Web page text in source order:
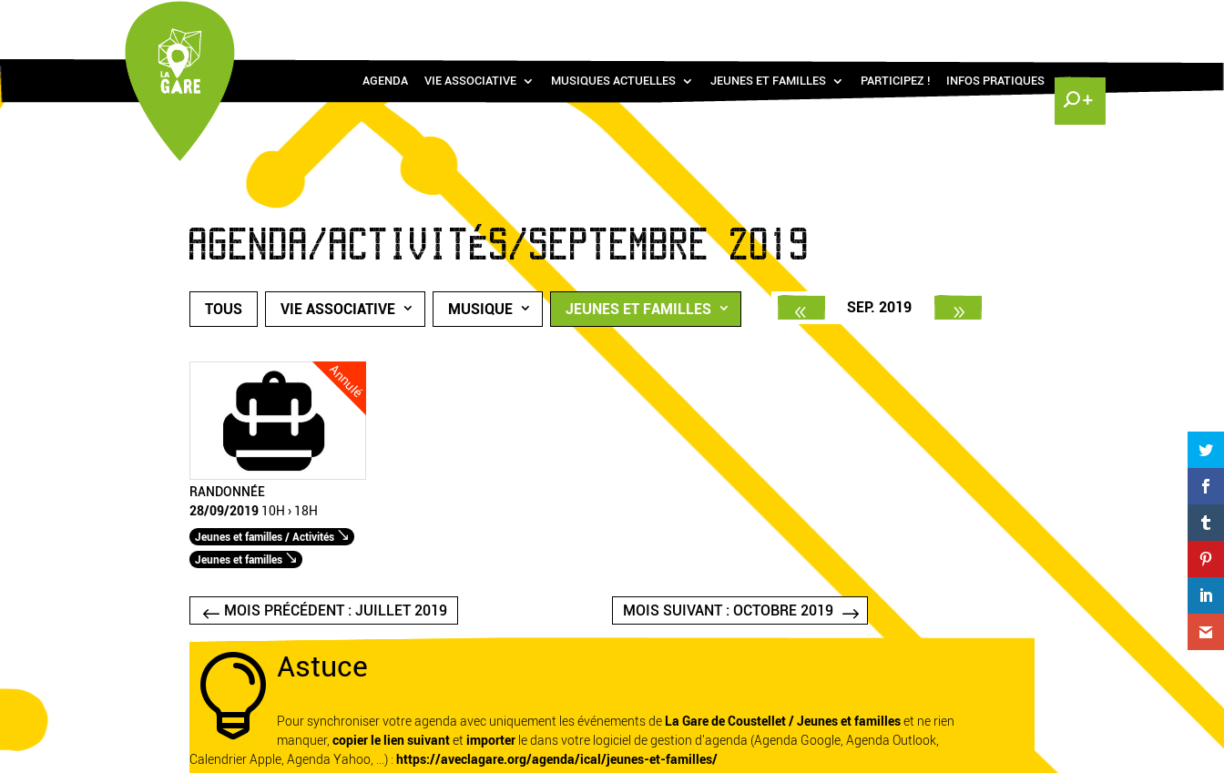
AGENDA VIE ASSOCIATIVE MUSIQUES ACTUELLES JEUNES ET FAMILLES PARTICIPEZ ! INFOS PRATIQUES
AGENDA/ACTIVITÉS/SEPTEMBRE 2019
SEP. 2019
TOUS VIE ASSOCIATIVE MUSIQUE JEUNES ET FAMILLES
Annulé
RANDONNÉE
28/09/2019 10H › 18H
Jeunes et familles / Activités
Jeunes et familles
MOIS PRÉCÉDENT : JUILLET 2019 MOIS SUIVANT : OCTOBRE 2019
 Astuce
Pour synchroniser votre agenda avec uniquement les événements de La Gare de Coustellet / Jeunes et familleset ne rien
manquer, copier le lien suivantet importer le dans votre logiciel de gestion d'agenda (Agenda Google, Agenda Outlook,
Calendrier Apple, Agenda Yahoo, ...) : https://aveclagare.org/agenda/ical/jeunes-et-familles/